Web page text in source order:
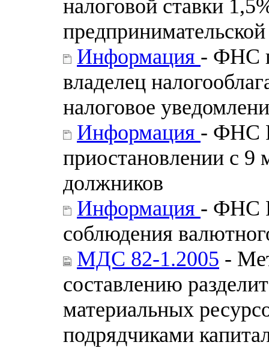
налоговой ставки
Информация - ФНС
владелец
налоговое
Информация - ФНС
приостановлении с 9
должников
Информация - ФНС
соблюдения
МДС 82-1.2005 -
составлению
материальных
подрядчиками